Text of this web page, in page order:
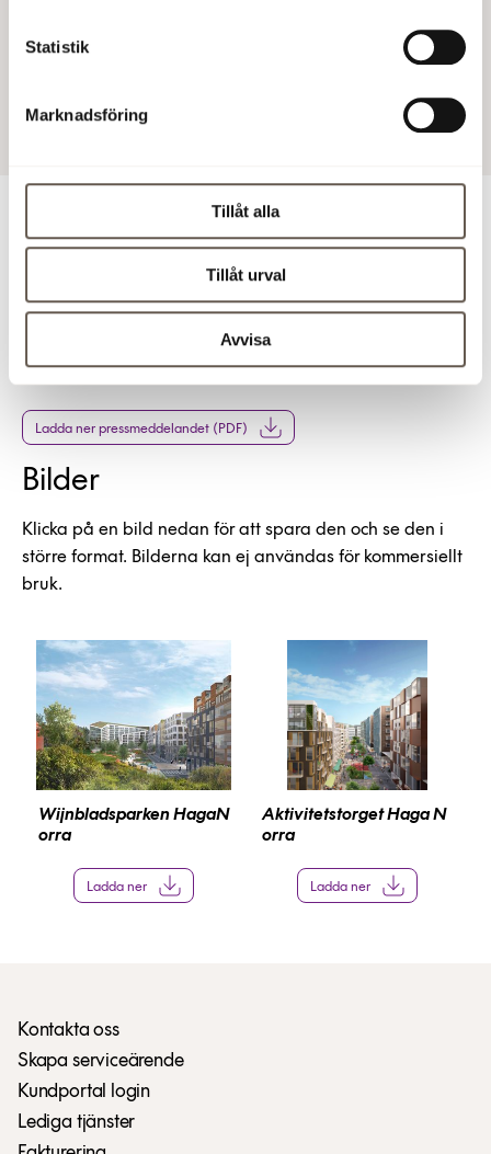
Statistik
Marknadsföring
Tillåt alla
Tillåt urval
Avvisa
offentliggörande den 29 september 2017 kl. 16.00 CE
29 sep 2017 16:00
För ytterligare information
Christian Hermelin, VD, tel: 08-555 148 25, 0733-87 18
25
Klaus Hansen Vikström, vVD och chef affärsutveckling,
tel 08-555 148 74, 070-239 34 81
Ladda ner pressmeddelandet (PDF)
Bilder
Klicka på en bild nedan för att spara den och se den i
större format. Bilderna kan ej användas för kommersiellt
bruk.
Wijnbladsparken HagaN
orra
Ladda ner
Aktivitetstorget Haga N
orra
Ladda ner
Kontakta oss
Skapa serviceärende
Kundportal login
Lediga tjänster